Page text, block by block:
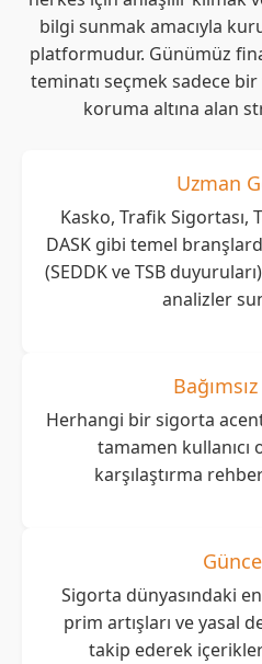
bilgi sunmak amacıyla
platformudur. Günümüz
teminatı seçmek sadece
koruma altına alan
Uzman
Kasko, Trafik Sigortası,
DASK gibi temel
(SEDDK ve TSB
analizler
Herhangi bir sigorta
tamamen kullanıcı
karşılaştırma
Sigorta dünyasındaki
prim artışları ve yasal
takip ederek